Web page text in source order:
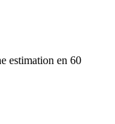
estimation en 60